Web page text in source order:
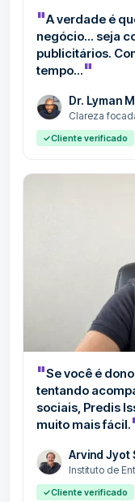
"A verdade é
negócio... seja
publicitários.
tempo..."
Dr. Lyman
Clareza
✓Cliente verificado
"Se você é
tentando
sociais, Predis
muito mais fácil.
Arvind Jyot
Instituto de
✓Cliente verificado